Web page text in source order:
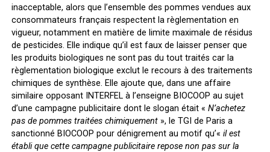
inacceptable, alors que l’ensemble des pommes vendues aux
consommateurs français respectent la règlementation en
vigueur, notamment en matière de limite maximale de résidus
de pesticides. Elle indique qu’il est faux de laisser penser que
les produits biologiques ne sont pas du tout traités car la
règlementation biologique exclut le recours à des traitements
chimiques de synthèse. Elle ajoute que, dans une affaire
similaire opposant INTERFEL à l’enseigne BIOCOOP au sujet
d’une campagne publicitaire dont le slogan était « N’achetez
pas de pommes traitées chimiquement», le TGI de Paris a
sanctionné BIOCOOP pour dénigrement au motif qu’« il est
établi que cette campagne publicitaire repose non pas sur la